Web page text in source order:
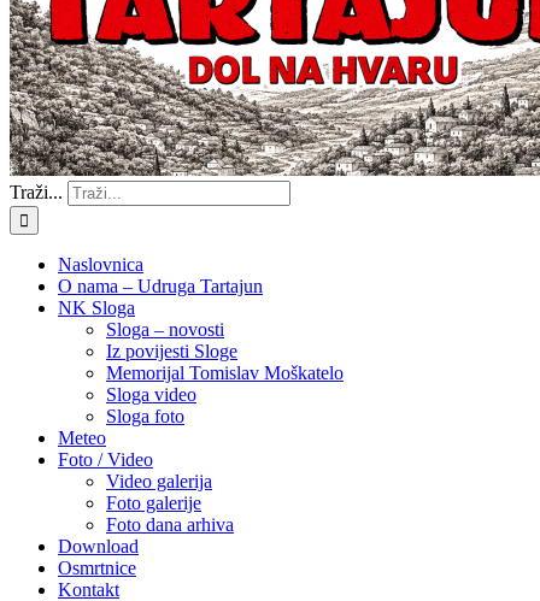
Traži...
Naslovnica
O nama – Udruga Tartajun
NK Sloga
Sloga – novosti
Iz povijesti Sloge
Memorijal Tomislav Moškatelo
Sloga video
Sloga foto
Meteo
Foto / Video
Video galerija
Foto galerije
Foto dana arhiva
Download
Osmrtnice
Kontakt